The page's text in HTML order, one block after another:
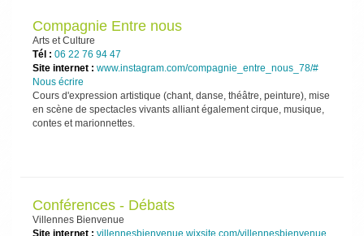
Compagnie Entre nous
Arts et Culture
Tél : 06 22 76 94 47
Site internet : www.instagram.com/compagnie_entre_nous_78/#
Nous écrire
Cours d'expression artistique (chant, danse, théâtre, peinture), mise
en scène de spectacles vivants alliant également cirque, musique,
contes et marionnettes.
Conférences - Débats
Villennes Bienvenue
Site internet : villennesbienvenue.wixsite.com/villennesbienvenue